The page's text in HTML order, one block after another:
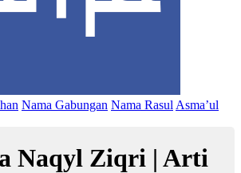
Nama Gabungan Nama Rasul Asma’ul
Naqyl Ziqri | Arti